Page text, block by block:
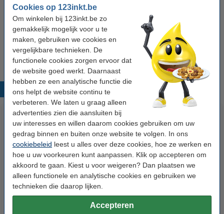
Cookies op 123inkt.be
Om winkelen bij 123inkt.be zo
gemakkelijk mogelijk voor u te
maken, gebruiken we cookies en
vergelijkbare technieken. De
functionele cookies zorgen ervoor dat
de website goed werkt. Daarnaast
hebben ze een analytische functie die
ons helpt de website continu te
verbeteren. We laten u graag alleen
advertenties zien die aansluiten bij
uw interesses en willen daarom cookies gebruiken om uw
gedrag binnen en buiten onze website te volgen. In ons
cookiebeleid leest u alles over deze cookies, hoe ze werken en
hoe u uw voorkeuren kunt aanpassen. Klik op accepteren om
akkoord te gaan. Kiest u voor weigeren? Dan plaatsen we
alleen functionele en analytische cookies en gebruiken we
technieken die daarop lijken.
Accepteren
Inhoud: 160 ml
Soort: Doublepack
Nummer: P2V31A
Populaire producten
123inkt huismerk vervangt HP
711 multipack
zwart/cyaan/magenta/geel
963 (3JA25AE) inktcartridge